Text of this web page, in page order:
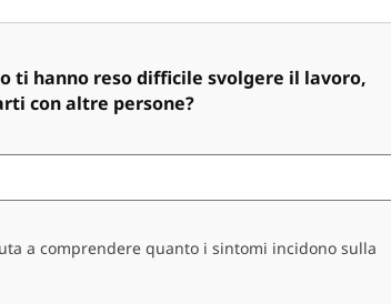
hanno reso difficile svolgere il lavoro,
con altre persone?
a comprendere quanto i sintomi incidono sulla